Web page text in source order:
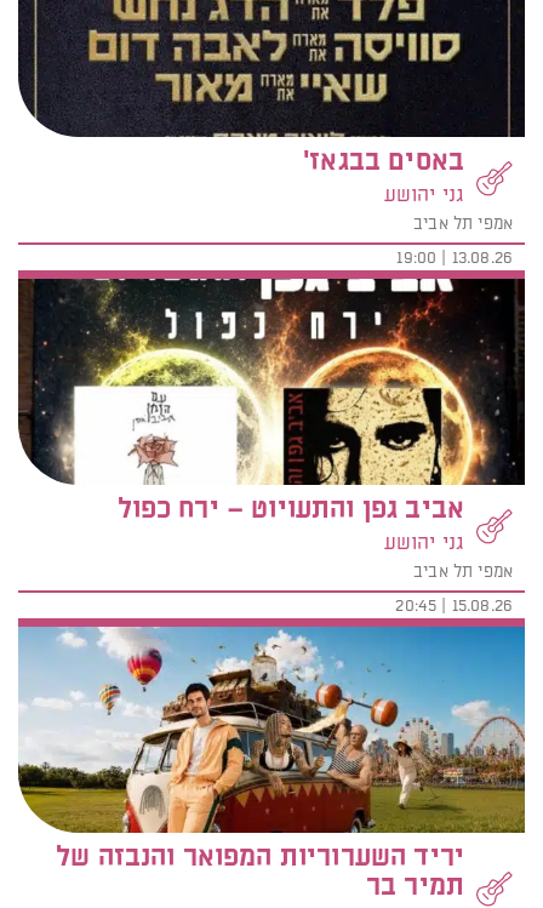
באסים בבגאז'
גני יהושע
אמפי תל אביב
13.08.26 | 19:00
אביב גפן והתעויוט – ירח כפול
גני יהושע
אמפי תל אביב
15.08.26 | 20:45
יריד השערוריות המפואר והנבזה של
תמיר בר